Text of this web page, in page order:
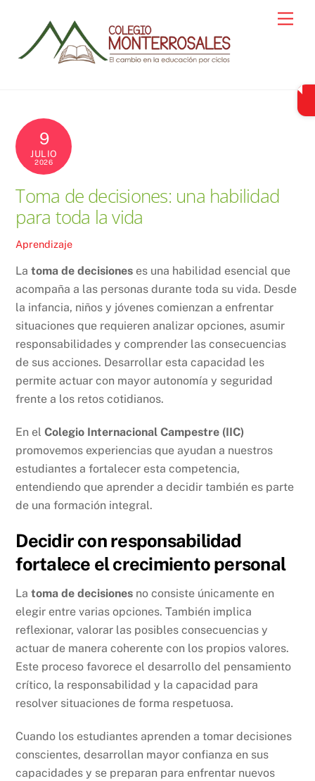
content
9
JULIO
2026
Toma de decisiones: una habilidad
para toda la vida
Aprendizaje
Latoma de decisiones es una habilidad esencial que
acompaña a las personas durante toda su vida. Desde
la infancia, niños y jóvenes comienzan a enfrentar
situaciones que requieren analizar opciones, asumir
responsabilidades y comprender las consecuencias
de sus acciones. Desarrollar esta capacidad les
permite actuar con mayor autonomía y seguridad
frente a los retos cotidianos.
En elColegio Internacional Campestre (IIC)
promovemos experiencias que ayudan a nuestros
estudiantes a fortalecer esta competencia,
entendiendo que aprender a decidir también es parte
de una formación integral.
Decidir con responsabilidad
fortalece el crecimiento personal
Latoma de decisiones no consiste únicamente en
elegir entre varias opciones. También implica
reflexionar, valorar las posibles consecuencias y
actuar de manera coherente con los propios valores.
Este proceso favorece el desarrollo del pensamiento
crítico, la responsabilidad y la capacidad para
resolver situaciones de forma respetuosa.
Cuando los estudiantes aprenden a tomar decisiones
conscientes, desarrollan mayor confianza en sus
capacidades y se preparan para enfrentar nuevos